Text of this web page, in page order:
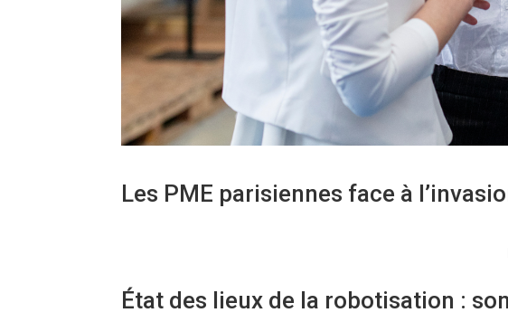
Les PME parisiennes face à
État des lieux de la robotisation :